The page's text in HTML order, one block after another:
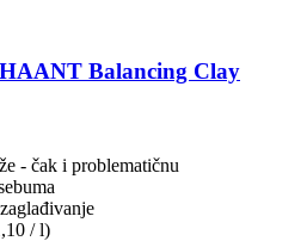
Balancing Clay
- čak i problematičnu
/ l)